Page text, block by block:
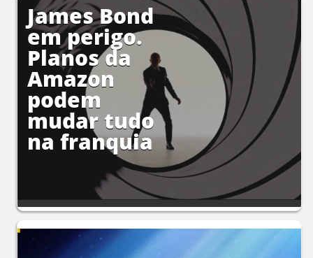
James Bond
em perigo.
Planos da
Amazon
podem
mudar tudo
na franquia